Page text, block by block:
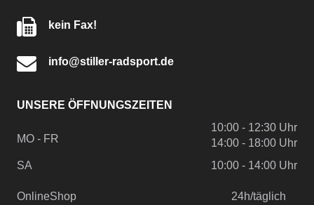
kein Fax!
info@stiller-radsport.de
UNSERE ÖFFNUNGSZEITEN
MO - FR
10:00 - 12:30 Uhr
14:00 - 18:00 Uhr
SA
10:00 - 14:00 Uhr
OnlineShop 24h/täglich